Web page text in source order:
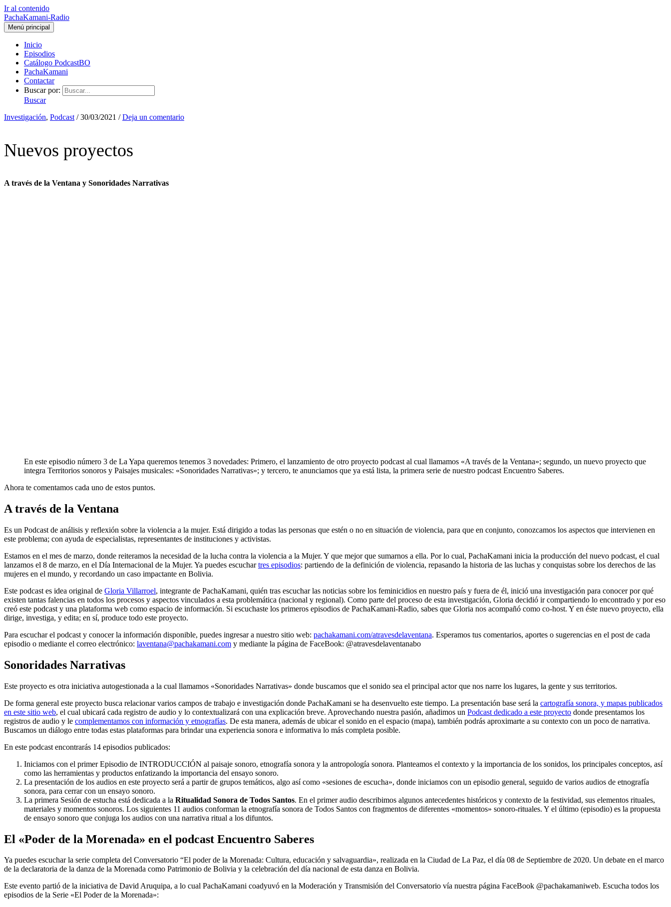
Ir al contenido
PachaKamani-Radio
Menú principal
Inicio
Episodios
Catálogo PodcastBO
PachaKamani
Contactar
Buscar por:
Buscar
Investigación, Podcast /30/03/2021 /Deja un comentario
Nuevos proyectos
A través de la Ventana y Sonoridades Narrativas
En este episodio número 3 de La Yapa queremos tenemos 3 novedades: Primero, el lanzamiento de otro proyecto podcast al cual llamamos «A través de la Ventana»; segundo, un nuevo proyecto que
integra Territorios sonoros y Paisajes musicales: «Sonoridades Narrativas»; y tercero, te anunciamos que ya está lista, la primera serie de nuestro podcast Encuentro Saberes.
Ahora te comentamos cada uno de estos puntos.
A través de la Ventana
Es un Podcast de análisis y reflexión sobre la violencia a la mujer. Está dirigido a todas las personas que estén o no en situación de violencia, para que en conjunto, conozcamos los aspectos que intervienen en
este problema; con ayuda de especialistas, representantes de instituciones y activistas.
Estamos en el mes de marzo, donde reiteramos la necesidad de la lucha contra la violencia a la Mujer. Y que mejor que sumarnos a ella. Por lo cual, PachaKamani inicia la producción del nuevo podcast, el cual
lanzamos el 8 de marzo, en el Día Internacional de la Mujer. Ya puedes escuchartres episodios: partiendo de la definición de violencia, repasando la historia de las luchas y conquistas sobre los derechos de las
mujeres en el mundo, y recordando un caso impactante en Bolivia.
Este podcast es idea original de Gloria Villarroel, integrante de PachaKamani, quién tras escuchar las noticias sobre los feminicidios en nuestro país y fuera de él, inició una investigación para conocer por qué
existen tantas falencias en todos los procesos y aspectos vinculados a esta problemática (nacional y regional). Como parte del proceso de esta investigación, Gloria decidió ir compartiendo lo encontrado y por eso
creó este podcast y una plataforma web como espacio de información. Si escuchaste los primeros episodios de PachaKamani-Radio, sabes que Gloria nos acompañó como co-host. Y en éste nuevo proyecto, ella
dirige, investiga, y edita; en sí, produce todo este proyecto.
Para escuchar el podcast y conocer la información disponible, puedes ingresar a nuestro sitio web: pachakamani.com/atravesdelaventana. Esperamos tus comentarios, aportes o sugerencias en el post de cada
episodio o mediante el correo electrónico: laventana@pachakamani.com y mediante la página de FaceBook: @atravesdelaventanabo
Sonoridades Narrativas
Este proyecto es otra iniciativa autogestionada a la cual llamamos «Sonoridades Narrativas» donde buscamos que el sonido sea el principal actor que nos narre los lugares, la gente y sus territorios.
De forma general este proyecto busca relacionar varios campos de trabajo e investigación donde PachaKamani se ha desenvuelto este tiempo. La presentación base será la cartografía sonora, y mapas publicados
en este sitio web, el cual ubicará cada registro de audio y lo contextualizará con una explicación breve. Aprovechando nuestra pasión, añadimos un Podcast dedicado a este proyecto donde presentamos los
registros de audio y le complementamos con información y etnografías. De esta manera, además de ubicar el sonido en el espacio (mapa), también podrás aproximarte a su contexto con un poco de narrativa.
Buscamos un diálogo entre todas estas plataformas para brindar una experiencia sonora e informativa lo más completa posible.
En este podcast encontrarás 14 episodios publicados:
Iniciamos con el primer Episodio de INTRODUCCIÓN al paisaje sonoro, etnografía sonora y la antropología sonora. Planteamos el contexto y la importancia de los sonidos, los principales conceptos, así
como las herramientas y productos enfatizando la importancia del ensayo sonoro.
La presentación de los audios en este proyecto será a partir de grupos temáticos, algo así como «sesiones de escucha», donde iniciamos con un episodio general, seguido de varios audios de etnografía
sonora, para cerrar con un ensayo sonoro.
La primera Sesión de estucha está dedicada a la Ritualidad Sonora de Todos Santos. En el primer audio describimos algunos antecedentes históricos y contexto de la festividad, sus elementos rituales,
materiales y momentos sonoros. Los siguientes 11 audios conforman la etnografía sonora de Todos Santos con fragmentos de diferentes «momentos» sonoro-rituales. Y el último (episodio) es la propuesta
de ensayo sonoro que conjuga los audios con una narrativa ritual a los difuntos.
El «Poder de la Morenada» en el podcast Encuentro Saberes
Ya puedes escuchar la serie completa del Conversatorio “El poder de la Morenada: Cultura, educación y salvaguardia», realizada en la Ciudad de La Paz, el día 08 de Septiembre de 2020. Un debate en el marco
de la declaratoria de la danza de la Morenada como Patrimonio de Bolivia y la celebración del día nacional de esta danza en Bolivia.
Este evento partió de la iniciativa de David Aruquipa, a lo cual PachaKamani coadyuvó en la Moderación y Transmisión del Conversatorio vía nuestra página FaceBook @pachakamaniweb. Escucha todos los
episodios de la Serie «El Poder de la Morenada»: